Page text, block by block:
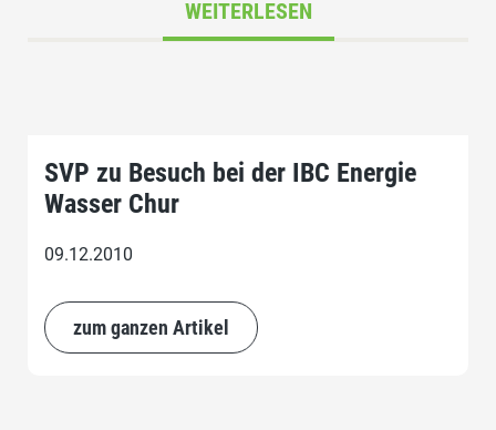
WEITERLESEN
SVP zu Besuch bei der IBC Energie
Wasser Chur
09.12.2010
zum ganzen Artikel